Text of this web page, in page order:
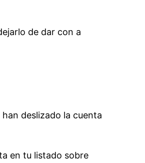
de dar con a
deslizado la cuenta
en tu listado sobre